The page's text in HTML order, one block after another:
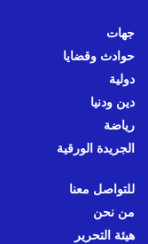
جهات
حوادث وقضايا
دولية
دين ودنيا
رياضة
الجريدة الورقية
للتواصل معنا
من نحن
هيئة التحرير